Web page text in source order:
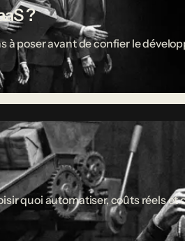
?
poser avant de confier le
quoi automatiser, coûts réels